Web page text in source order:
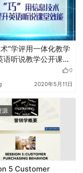
“学评用一体化教学
语听说教学公开课
Relief 视频.flv
0
2020年5月11日
源
5 Customer